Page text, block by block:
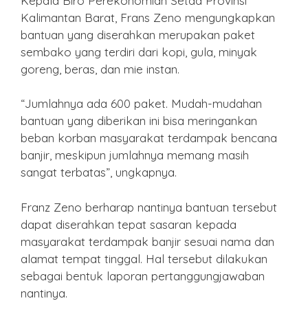
Kalimantan Barat, Frans Zeno mengungkapkan
bantuan yang diserahkan merupakan paket
sembako yang terdiri dari kopi, gula, minyak
goreng, beras, dan mie instan.
“Jumlahnya ada 600 paket. Mudah-mudahan
bantuan yang diberikan ini bisa meringankan
beban korban masyarakat terdampak bencana
banjir, meskipun jumlahnya memang masih
sangat terbatas”, ungkapnya.
Franz Zeno berharap nantinya bantuan tersebut
dapat diserahkan tepat sasaran kepada
masyarakat terdampak banjir sesuai nama dan
alamat tempat tinggal. Hal tersebut dilakukan
sebagai bentuk laporan pertanggungjawaban
nantinya.